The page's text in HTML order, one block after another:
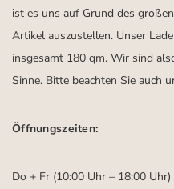
ist es uns auf Grund des
Artikel auszustellen. Unser
insgesamt 180 qm. Wir sind
Sinne. Bitte beachten Sie auch
Öffnungszeiten:
Do + Fr (10:00 Uhr – 18:00